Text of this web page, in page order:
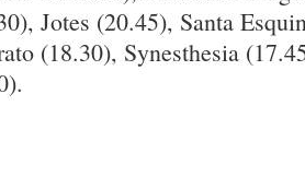
Jotes (20.45), Santa
(18.30), Synesthesia